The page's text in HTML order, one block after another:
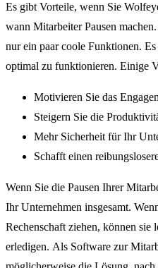
Es gibt Vorteile, wenn Sie
wann Mitarbeiter Pausen
nur ein paar coole Funktionen.
optimal zu funktionieren. Einige
Motivieren Sie das
Steigern Sie die
Mehr Sicherheit für Ihr
Schafft einen
Wenn Sie die Pausen Ihrer
Ihr Unternehmen insgesamt.
Rechenschaft ziehen, können sie
erledigen. Als Software zur